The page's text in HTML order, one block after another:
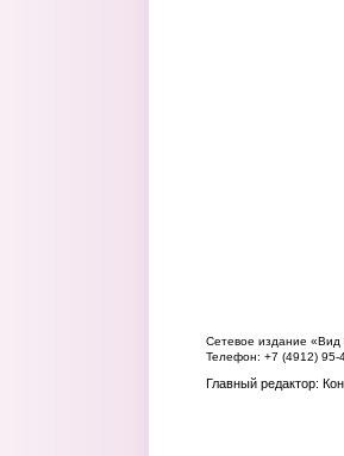
Сетевое издание «Вид
Телефон: +7 (4912) 95-
Главный редактор: